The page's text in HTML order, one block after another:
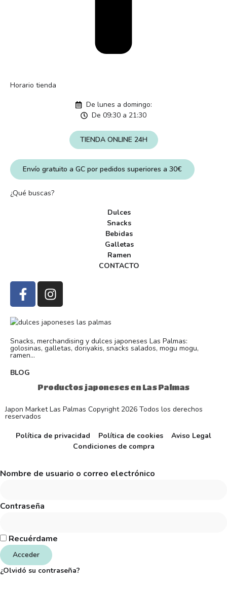
Snacks, merchandising y dulces japoneses Las Palmas:
golosinas, galletas, doriyakis, snacks salados, mogu mogu,
ramen...
BLOG
Productos japoneses en Las Palmas
¿Qué buscas?
Dulces
Snacks
Bebidas
Galletas
Ramen
CONTACTO
Horario tienda
De lunes a domingo:
De 09:30 a 21:30
TIENDA ONLINE 24H
Envío gratuito a GC por pedidos superiores a 30€
Japon Market Las Palmas Copyright 2026 Todos los derechos
reservados
Política de privacidad
Política de cookies
Aviso Legal
Condiciones de compra
Nombre de usuario o correo electrónico
Contraseña
Recuérdame
Acceder
¿Olvidó su contraseña?